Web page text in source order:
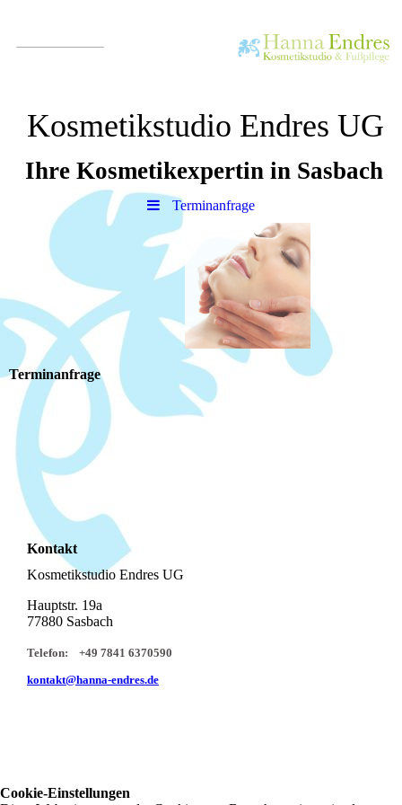
Kosmetikstudio Endres UG
Ihre Kosmetikexpertin in Sasbach
Terminanfrage
Terminanfrage
Kontakt
Kosmetikstudio Endres UG
Hauptstr. 19a
77880 Sasbach
Telefon: +49 7841 6370590
kontakt@hanna-endres.de
Cookie-Einstellungen